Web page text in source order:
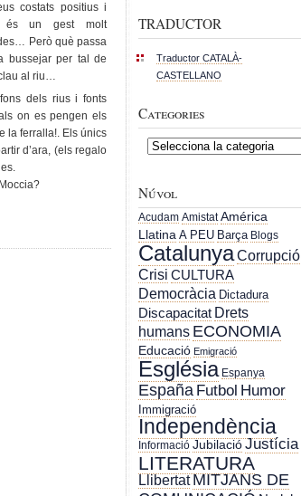
costats positius i
és un gest molt
Però què passa
bussejar per tal de
al riu…
dels rius i fonts
on es pengen els
la ferralla!. Els únics
d’ara, (els regalo
TRADUCTOR
Traductor CATALÀ-
CASTELLANO
Categories
Categories
Núvol
Acudam Amistat América
Llatina A PEU Barça Blogs
CatalunyaCorrupció
Crisi CULTURA
Democràcia Dictadura
Discapacitat Drets
humans ECONOMIA
Educació Emigració
Església Espanya
España Futbol Humor
Immigració
Independència
Informació JubilacióJustícia
LITERATURA
LlibertatMITJANS DE